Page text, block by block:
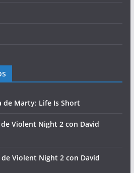
de Marty: Life Is Short
Violent Night 2 con David
Violent Night 2 con David